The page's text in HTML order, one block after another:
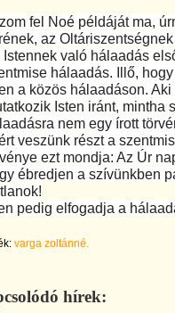
fel Noé példáját ma,
az
való hálaadás
hálaadás. Illő,
a közös hálaadáson.
Isten iránt, mintha
nem egy írott
veszünk részt a
ezt mondja: Az Úr
ébredjen a szívünkben
pedig elfogadja a
varga zoltánné.
hírek: